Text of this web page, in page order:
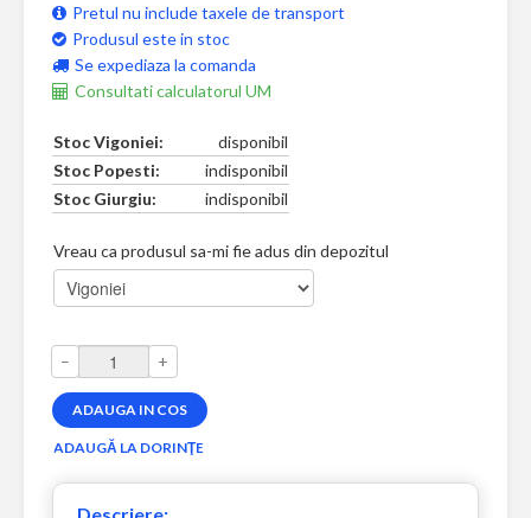
Pretul nu include taxele de transport
Produsul este in stoc
Se expediaza la comanda
Consultati calculatorul UM
Stoc Vigoniei:
disponibil
Stoc Popesti:
indisponibil
Stoc Giurgiu:
indisponibil
Vreau ca produsul sa-mi fie adus din depozitul
– +